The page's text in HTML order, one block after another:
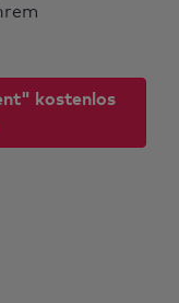
kostenlos